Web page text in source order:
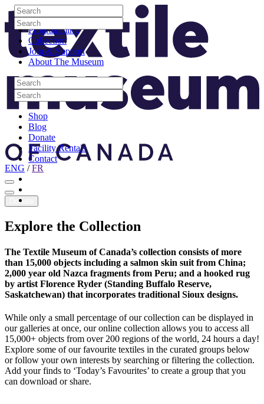
Skip to content
Visit
Programming
Collection
Join & Support
About The Museum
Search
Search
Search
Search
Shop
Blog
Donate
Facility Rentals
Contact
Youtube
Search
Search
Search
Search
Site Logo
ENG /FR
Donate
Explore the Collection
The Textile Museum of Canada’s collection consists of more
than 15,000 objects including a salmon skin suit from China;
2,000 year old Nazca fragments from Peru; and a hooked rug
by artist Florence Ryder (Standing Buffalo Reserve,
Saskatchewan) that incorporates traditional Sioux designs.
While only a small percentage of our collection can be displayed in
our galleries at once, our online collection allows you to access all
15,000+ objects from over 200 regions of the world, 24 hours a day!
Explore some of our favourite textiles in the curated groups below
or follow your own interests by searching or filtering the collection.
Add your finds to ‘Today’s Favourites’ to create a group that you
can download or share.